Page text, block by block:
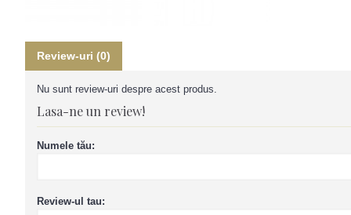
Review-uri (0)
Nu sunt review-uri despre acest produs.
Lasa-ne un review!
Numele tău:
Review-ul tau: